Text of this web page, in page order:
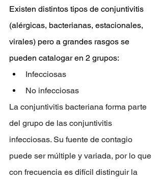
Existen distintos tipos de conjuntivitis
(alérgicas, bacterianas, estacionales,
virales) pero a grandes rasgos se
pueden catalogar en 2 grupos:
Infecciosas
No infecciosas
La conjuntivitis bacteriana forma parte
del grupo de las conjuntivitis
infecciosas. Su fuente de contagio
puede ser múltiple y variada, por lo que
con frecuencia es difícil distinguir la